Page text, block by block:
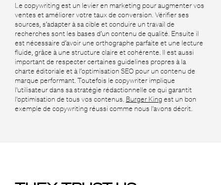
Le copywriting est un levier en marketing pour augmenter vos
ventes et améliorer votre taux de conversion. Vérifier ses
sources, s’adapter à sa cible et conduire un travail de
recherches sont les bases d’un contenu de qualité. Ensuite il
est nécessaire d’avoir une orthographe parfaite et une lecture
fluide, grâce à une structure claire et cohérente. Il est aussi
important de respecter certaines guidelines propres à la
charte éditoriale et à l’optimisation SEO pour un contenu de
marque performant. Toutefois le copywriter implique
l'utilisateur dans sa stratégie rédactionnelle ce qui garantit
l'optimisation de tous vos contenus. Burger King est un bon
exemple de copywriting réussi comme nous l'avons décrit.